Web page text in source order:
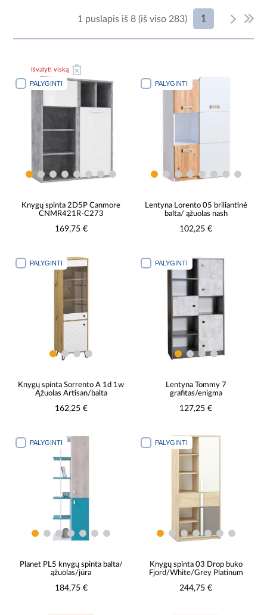
1 puslapis iš 8 (iš viso 283) 1
Išvalyti viską
PALYGINTI
Knygų spinta 2D5P Canmore
CNMR421R-C273
169,75 €
PALYGINTI
Lentyna Lorento 05 briliantinė
balta/ ąžuolas nash
102,25 €
PALYGINTI
Knygų spinta Sorrento A 1d 1w
Ąžuolas Artisan/balta
162,25 €
PALYGINTI
Lentyna Tommy 7
grafitas/enigma
127,25 €
PALYGINTI
Planet PL5 knygų spinta balta/
ąžuolas/jūra
184,75 €
PALYGINTI
Knygų spinta 03 Drop buko
Fjord/White/Grey Platinum
244,75 €